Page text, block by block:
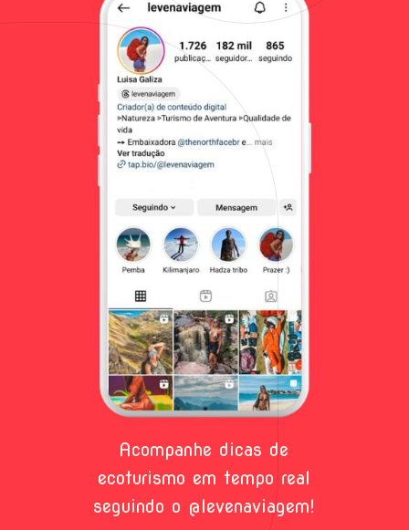
Acompanhe dicas de
ecoturismo em tempo real
seguindo o @levenaviagem!